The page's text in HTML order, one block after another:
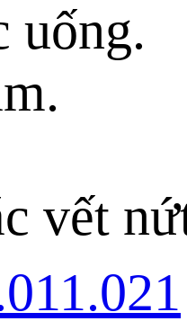
uống.
vết